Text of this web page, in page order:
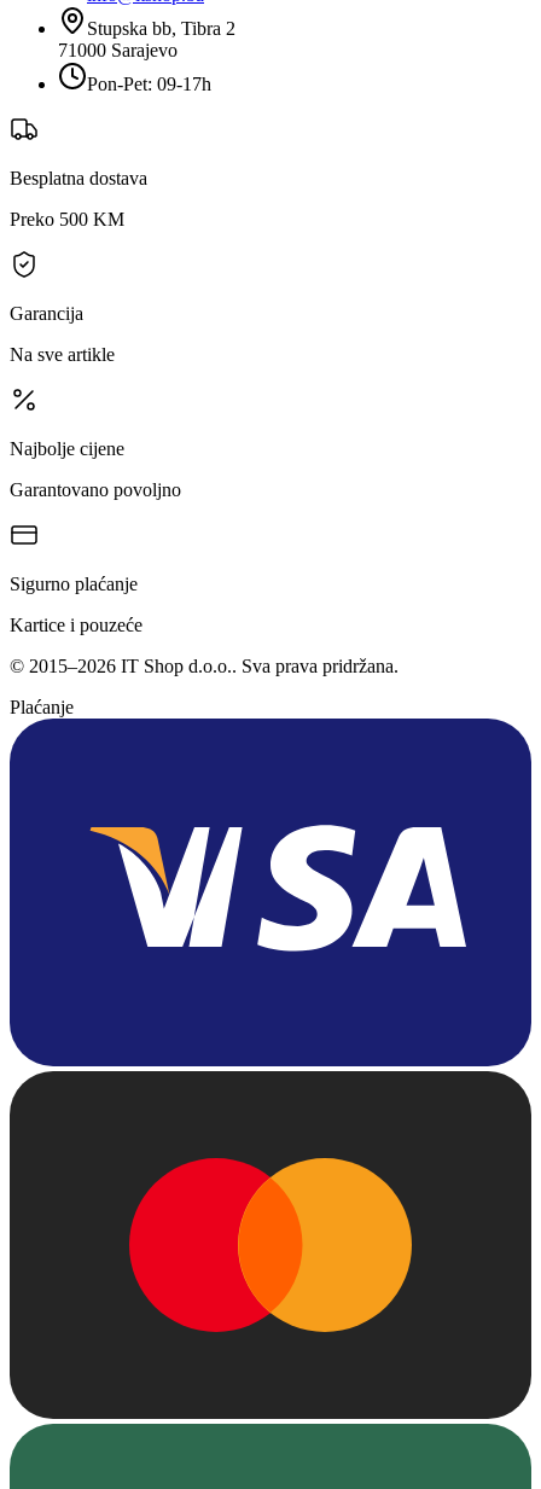
Stupska bb, Tibra 2
71000 Sarajevo
Pon-Pet: 09-17h
Besplatna dostava
Preko 500 KM
Garancija
Na sve artikle
Najbolje cijene
Garantovano povoljno
Sigurno plaćanje
Kartice i pouzeće
© 2015–2026 IT Shop d.o.o.. Sva prava pridržana.
Plaćanje